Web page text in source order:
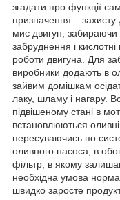
згадати про функції
призначення –
миє двигун, забираючи
забруднення і
роботи двигуна. Для
виробники додають в
зайвим домішкам
лаку, шламу і нагару.
підвішеному стані в
встановлюються
пересуваючись по
оливного насоса, в
фільтр, в якому
необхідна умова
швидко заросте